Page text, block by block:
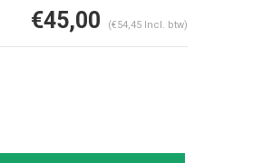
€45,00 (€54,45 Incl. btw)